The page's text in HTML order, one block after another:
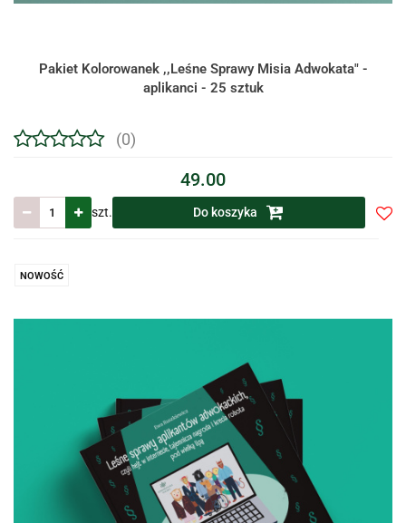
Pakiet Kolorowanek ,,Leśne Sprawy Misia Adwokata" -
aplikanci - 25 sztuk
(0)
49.00
szt. Do koszyka
NOWOŚĆ